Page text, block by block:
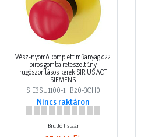
Vész-nyomó komplett műanyag d22
piros gomba reteszelt 1ny
rugószorításos kerek SIRIUS ACT
SIEMENS
SIE3SU1100-1HB20-3CH0
Nincs raktáron
Bruttó listaár